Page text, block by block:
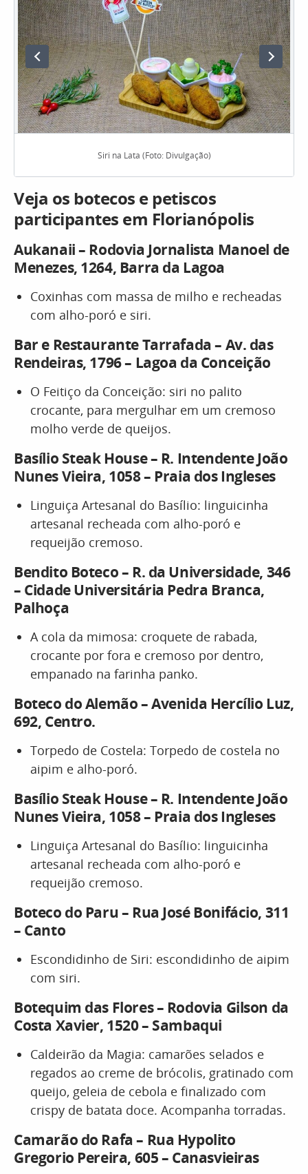
Siri na Lata (Foto: Divulgação)
Veja os botecos e petiscos
participantes em Florianópolis
Aukanaii – Rodovia Jornalista Manoel de
Menezes, 1264, Barra da Lagoa
Coxinhas com massa de milho e recheadas
com alho-poró e siri.
Bar e Restaurante Tarrafada – Av. das
Rendeiras, 1796 – Lagoa da Conceição
O Feitiço da Conceição: siri no palito
crocante, para mergulhar em um cremoso
molho verde de queijos.
Basílio Steak House – R. Intendente João
Nunes Vieira, 1058 – Praia dos Ingleses
Linguiça Artesanal do Basílio: linguicinha
artesanal recheada com alho-poró e
requeijão cremoso.
Bendito Boteco – R. da Universidade, 346
– Cidade Universitária Pedra Branca,
Palhoça
A cola da mimosa: croquete de rabada,
crocante por fora e cremoso por dentro,
empanado na farinha panko.
Boteco do Alemão – Avenida Hercílio Luz,
692, Centro.
Torpedo de Costela: Torpedo de costela no
aipim e alho-poró.
Basílio Steak House – R. Intendente João
Nunes Vieira, 1058 – Praia dos Ingleses
Linguiça Artesanal do Basílio: linguicinha
artesanal recheada com alho-poró e
requeijão cremoso.
Boteco do Paru – Rua José Bonifácio, 311
– Canto
Escondidinho de Siri: escondidinho de aipim
com siri.
Botequim das Flores – Rodovia Gilson da
Costa Xavier, 1520 – Sambaqui
Caldeirão da Magia: camarões selados e
regados ao creme de brócolis, gratinado com
queijo, geleia de cebola e finalizado com
crispy de batata doce. Acompanha torradas.
Camarão do Rafa – Rua Hypolito
Gregorio Pereira, 605 – Canasvieiras